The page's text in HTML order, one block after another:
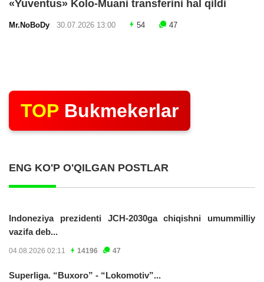
«Yuventus» Kolo-Muani transferini hal qildi
Mr.NoBoDy 30.07.2026 13:00 54 47
TOP Bukmekerlar
ENG KO'P O'QILGAN POSTLAR
Indoneziya prezidenti JCH-2030ga chiqishni umummilliy
vazifa deb...
04.08.2026 02:11 14196 47
Superliga. “Buxoro” - “Lokomotiv”...